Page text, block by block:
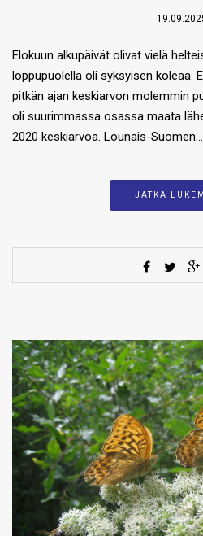
Elokuun alkupäivät olivat vielä
loppupuolella oli syksyisen koleaa.
pitkän ajan keskiarvon molemmin
oli suurimmassa osassa maata
2020 keskiarvoa. Lounais-Suomen…
JATKA